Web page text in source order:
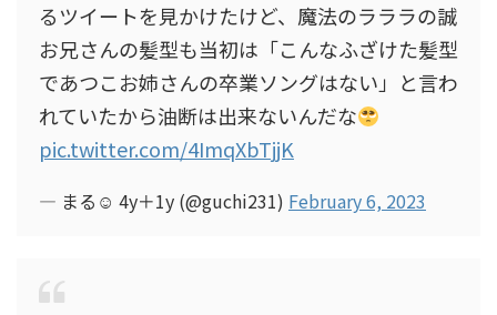
るツイートを見かけたけど、魔法のラララの誠
お兄さんの髪型も当初は「こんなふざけた髪型
であつこお姉さんの卒業ソングはない」と言わ
れていたから油断は出来ないんだな
pic.twitter.com/4ImqXbTjjK
— まる☺︎ 4y＋1y (@guchi231) February 6, 2023